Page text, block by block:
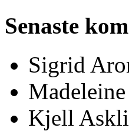
Senaste
Sigrid
Kjell